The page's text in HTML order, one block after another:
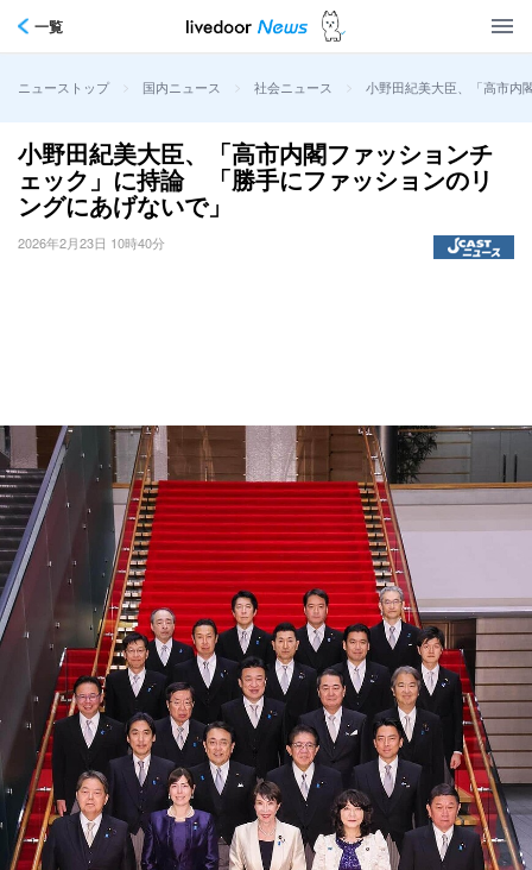
一覧
ニューストップ > 国内ニュース > 社会ニュース > 小野田紀美大臣、「高市内
小野田紀美大臣、「高市内閣ファッションチ
ェック」に持論 「勝手にファッションのリ
ングにあげないで」
2026年2月23日 10時40分